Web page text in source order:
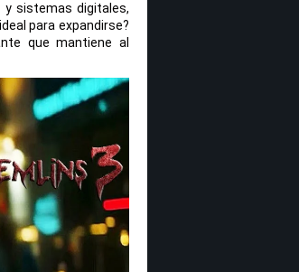
y sistemas digitales,
para expandirse?
que mantiene al